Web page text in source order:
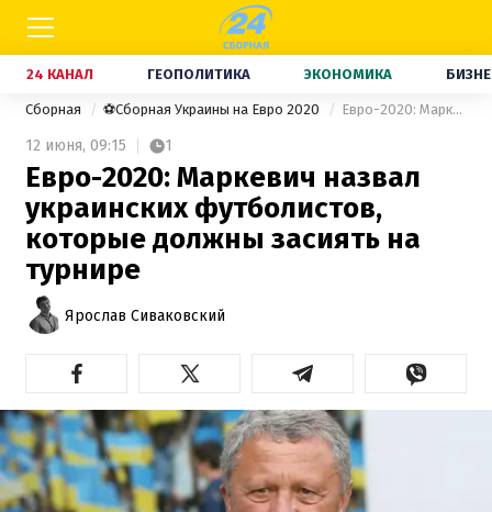
24 КАНАЛ ГЕОПОЛИТИКА ЭКОНОМИКА
Сборная ⚽Сборная Украины на Евро 2020 Евро-2020: Маркевич назвал украинских футболистов, которые должны засиять на турнире
12 июня, 09:15 1
Евро-2020: Маркевич назвал
украинских футболистов,
которые должны засиять на
турнире
Ярослав Сиваковский